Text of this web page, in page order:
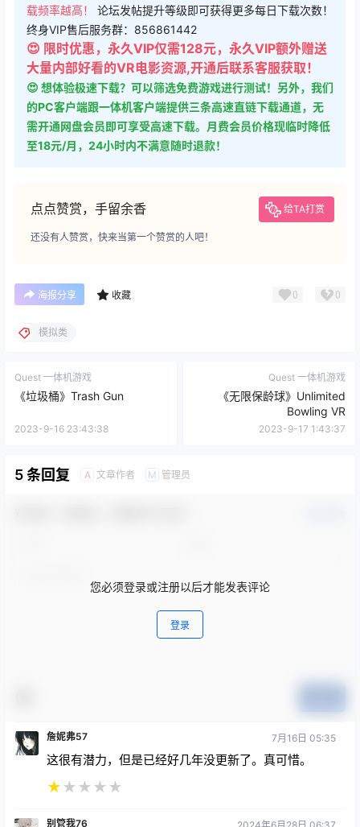
载频率越高！ 论坛发帖提升等级即可获得更多每日下载次数！
终身VIP售后服务群：856861442
😍 限时优惠，永久VIP仅需128元，永久VIP额外赠送
大量内部好看的VR电影资源,开通后联系客服获取！
😍 想体验极速下载？可以筛选免费游戏进行测试！另外，我们
的PC客户端跟一体机客户端提供三条高速直链下载通道，无
需开通网盘会员即可享受高速下载。月费会员价格现临时降低
至18元/月，24小时内不满意随时退款！
点点赞赏，手留余香 给TA打赏
还没有人赞赏，快来当第一个赞赏的人吧！
海报分享 收藏 0 0
模拟类
Quest 一体机游戏
《垃圾桶》Trash Gun
2023-9-16 23:43:38
Quest 一体机游戏
《无限保龄球》Unlimited
Bowling VR
2023-9-17 1:43:37
5 条回复 A 文章作者 M 管理员
您必须登录或注册以后才能发表评论
登录
詹妮弗57 7月16日 05:35
这很有潜力，但是已经好几年没更新了。真可惜。
★★ ★ ★ ★
别管我76